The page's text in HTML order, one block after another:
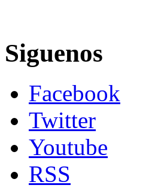
Siguenos
Facebook
Twitter
Youtube
RSS